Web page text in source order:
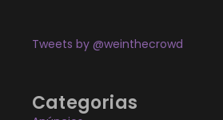
Tweets by @weinthecrowd
Categorias